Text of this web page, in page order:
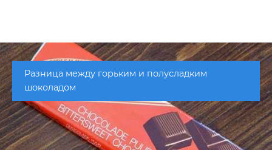
Разница между горьким и полусладким
шоколадом